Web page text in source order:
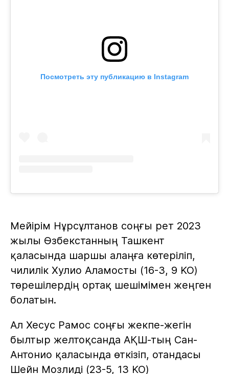
Посмотреть эту публикацию в Instagram
Мейірім Нұрсұлтанов соңғы рет 2023
жылы Өзбекстанның Ташкент
қаласында шаршы алаңға көтеріліп,
чилилік Хулио Аламосты (16-3, 9 KO)
төрешілердің ортақ шешімімен жеңген
болатын.
Ал Хесус Рамос соңғы жекпе-жегін
былтыр желтоқсанда АҚШ-тың Сан-
Антонио қаласында өткізіп, отандасы
Шейн Мозлиді (23-5, 13 KO)